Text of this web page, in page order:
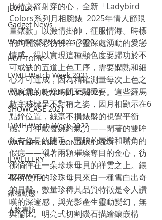
JEWELRY
Gadget News
Watches & Wonders 2020
HOT TOPIC
LVMH Watch Week 2021
WATCHES & WONDERS 2021
SHOWCASE 2021
LVMH Watch Week 2022
WATCHES AND WONDERS 2022
JEWELLERY
2023WWG
錶壇動態
人物專訪
比特之箭射穿的心，全新「Ladybird
Colors系列月相腕錶  2025年情人節限
量錶款」以激情掛帥，征服情海。時標
的絢麗濃彩彷彿在心靈深處湧動的愛戀
情感，得以實現這種顯色度要歸功於不
可或缺的五道上色工序，需要嫻熟和細
心才可達成，因為精確測量每次上色之
間所需的乾燥時間至關重要。這些羅馬
數字時標呈不對稱之姿，因月相顯示在6
點鐘位置，絲毫不損錶盤的視覺平衡
感。月神散發婉約氣質——閉著的雙眸
飾有修長的睫毛、豐腴的唇瓣和嘴角的
假痣——襯著兩顆璀璨奪目的金心，彷
彿倘佯在一朵珍珠母貝的祥雲之上。錶
盤所使用的珍珠母貝來自一種雪白出奇
的貝殼，數量珍稀其品質特徵是令人讚
嘆的深邃感，與光影產生靈動變幻，無
與倫比。明亮式切割鑽石描繪鑲嵌構